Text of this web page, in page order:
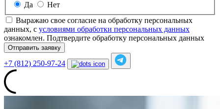
Да
Нет
Выражаю свое согласие на обработку персональных
данных, с условиями обработки персональных данных
ознакомлен. Подтвердите обработку персональных данных
Отправить заявку
+7 (812) 250-97-24